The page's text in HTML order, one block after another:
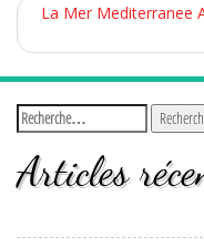
La Mer Mediterranee
Articles